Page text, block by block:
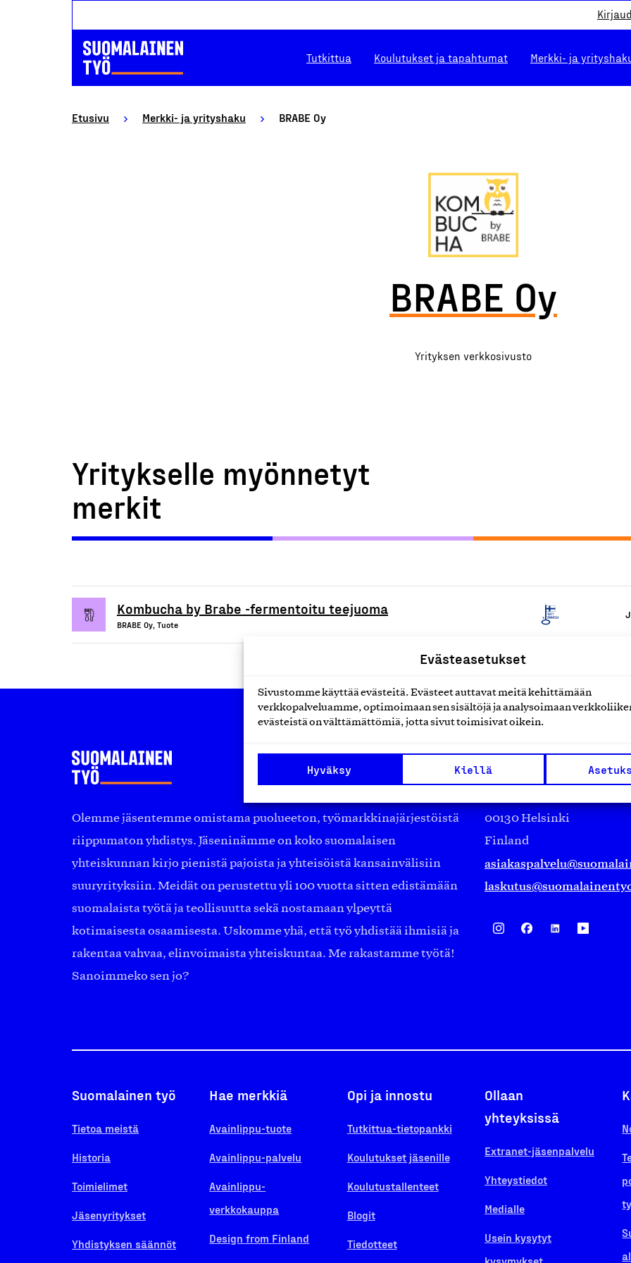
Evästeasetukset
Sivustomme käyttää evästeitä. Evästeet auttavat meitä kehittämään
verkkopalveluamme, optimoimaan sen sisältöjä ja analysoimaan
evästeistä on välttämättömiä, jotta sivut toimisivat oikein.
Hyväksy Kiellä
Tutkittua Koulutukset ja tapahtumat Merkki- ja
Etusivu Merkki- ja yrityshaku BRABE Oy
BRABE Oy
Yrityksen verkkosivusto
Yritykselle myönnetyt
merkit
Kombucha by Brabe -fermentoitu teejuoma
BRABE Oy, Tuote
Olemme jäsentemme omistama puolueeton, työmarkkinajärjestöistä
riippumaton yhdistys. Jäseninämme on koko suomalaisen
yhteiskunnan kirjo pienistä pajoista ja yhteisöistä kansainvälisiin
suuryrityksiin. Meidät on perustettu yli 100 vuotta sitten edistämään
suomalaista työtä ja teollisuutta sekä nostamaan ylpeyttä
kotimaisesta osaamisesta. Uskomme yhä, että työ yhdistää ihmisiä ja
rakentaa vahvaa, elinvoimaista yhteiskuntaa. Me rakastamme työtä!
Sanoimmeko sen jo?
Suomalainen työ ry
00130 Helsinki
Finland
Suomalainen työ
Tietoa meistä
Historia
Toimielimet
Jäsenyritykset
Yhdistyksen säännöt
Hae merkkiä
Avainlippu-tuote
Avainlippu-palvelu
Avainlippu-
verkkokauppa
Design from Finland
Opi ja innostu
Tutkittua-tietopankki
Koulutukset jäsenille
Koulutustallenteet
Blogit
Tiedotteet
Ollaan
yhteyksissä
Extranet-jäsenpalvelu
Yhteystiedot
Medialle
Usein kysytyt